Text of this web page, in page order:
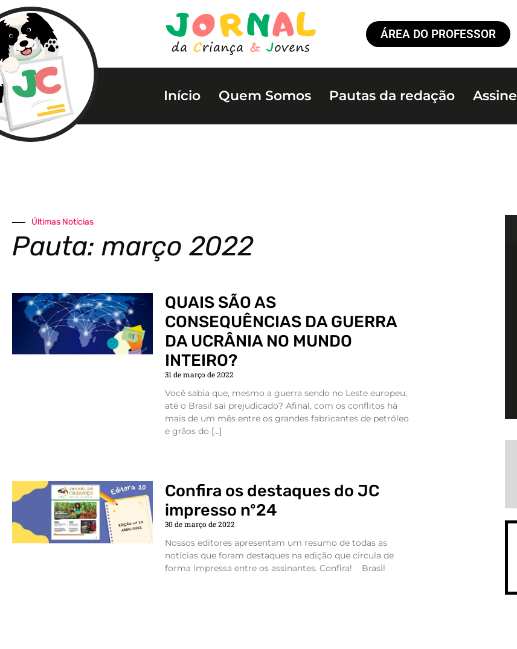
ÁREA DO PROFESSOR
Início Quem Somos Pautas da redação Assine
Últimas Notícias
Pauta: março 2022
QUAIS SÃO AS
CONSEQUÊNCIAS DA GUERRA
DA UCRÂNIA NO MUNDO
INTEIRO?
31 de março de 2022
Você sabia que, mesmo a guerra sendo no Leste europeu,
até o Brasil sai prejudicado? Afinal, com os conflitos há
mais de um mês entre os grandes fabricantes de petróleo
e grãos do […]
Confira os destaques do JC
impresso nº24
30 de março de 2022
Nossos editores apresentam um resumo de todas as
notícias que foram destaques na edição que circula de
forma impressa entre os assinantes. Confira! Brasil